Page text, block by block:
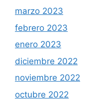
marzo 2023
febrero 2023
enero 2023
diciembre 2022
noviembre 2022
octubre 2022